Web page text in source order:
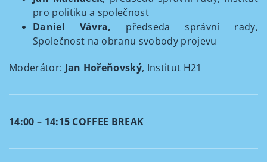
pro politiku a společnost
Daniel Vávra, předseda správní rady,
Společnost na obranu svobody projevu
Moderátor: Jan Hořeňovský, Institut H21
14:00 – 14:15 COFFEE BREAK